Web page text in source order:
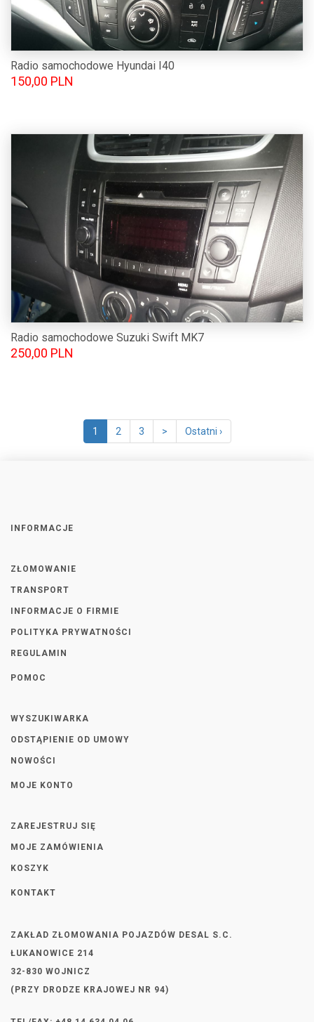
Radio samochodowe Hyundai I40
150,00 PLN
Radio samochodowe Suzuki Swift MK7
250,00 PLN
1 2 3 > Ostatni ›
INFORMACJE
ZŁOMOWANIE
TRANSPORT
INFORMACJE O FIRMIE
POLITYKA PRYWATNOŚCI
REGULAMIN
POMOC
WYSZUKIWARKA
ODSTĄPIENIE OD UMOWY
NOWOŚCI
MOJE KONTO
ZAREJESTRUJ SIĘ
MOJE ZAMÓWIENIA
KOSZYK
KONTAKT
ZAKŁAD ZŁOMOWANIA POJAZDÓW DESAL S.C.
ŁUKANOWICE 214
32-830 WOJNICZ
(PRZY DRODZE KRAJOWEJ NR 94)